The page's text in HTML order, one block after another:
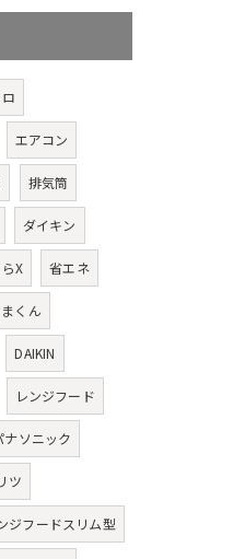
エアコン
排気筒
ダイキン
X 省エネ
くん
DAIKIN
レンジフード
ナソニック
ツ
ジフードスリム型